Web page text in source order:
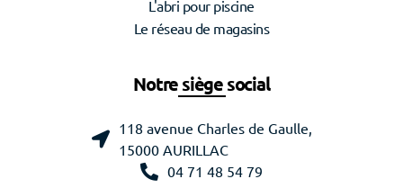
L'abri pour piscine
Le réseau de magasins
Notre siège social
118 avenue Charles de Gaulle,
15000 AURILLAC
04 71 48 54 79